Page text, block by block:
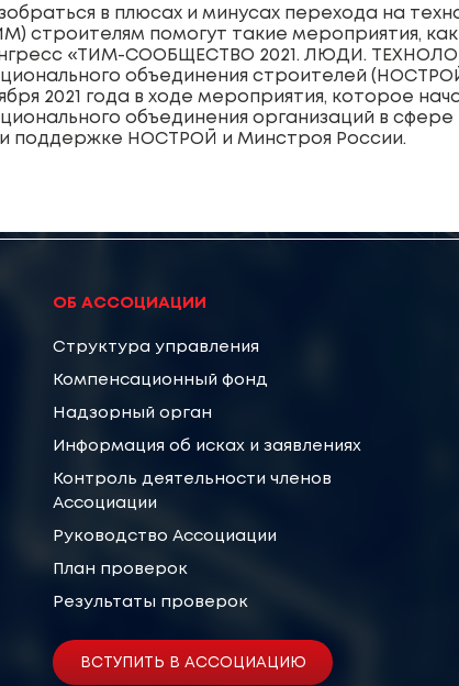
в плюсах и минусах перехода на
строителям помогут такие мероприятия,
«ТИМ-СООБЩЕСТВО 2021. ЛЮДИ.
объединения строителей
2021 года в ходе мероприятия, которое
объединения организаций в
поддержке НОСТРОЙ и Минстроя России.
ОБ АССОЦИАЦИИ
Структура управления
Компенсационный фонд
Надзорный орган
Информация об исках и заявлениях
Контроль деятельности членов
Ассоциации
Руководство Ассоциации
План проверок
Результаты проверок
ВСТУПИТЬ В АССОЦИАЦИЮ